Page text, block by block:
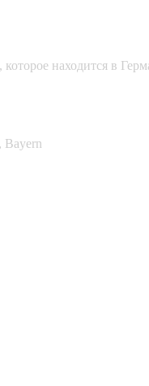
которое находится в
Bayern